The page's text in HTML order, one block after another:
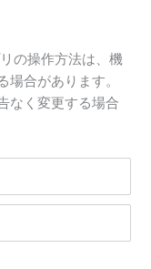
の操作方法は、機
合があります。
なく変更する場合